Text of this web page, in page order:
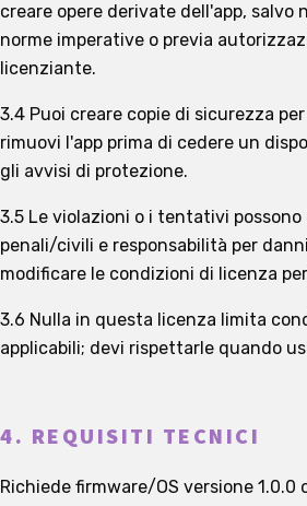
creare opere derivate dell'app, salvo
norme imperative o previa
licenziante.
3.4 Puoi creare copie di sicurezza
rimuovi l'app prima di cedere un
gli avvisi di protezione.
3.5 Le violazioni o i tentativi
penali/civili e responsabilità per
modificare le condizioni di licenza
3.6 Nulla in questa licenza limita
applicabili; devi rispettarle quando
4. REQUISITI TECNICI
Richiede firmware/OS versione 1.0.0